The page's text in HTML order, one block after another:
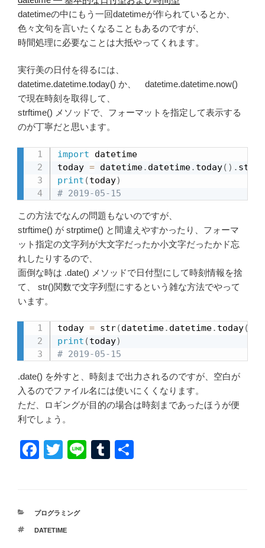
datetimeの中にもう一回datetimeが作られているとか、
色々文句を言いたくなることもあるのですが、
時間処理に必要なことは大抵やってくれます。
実行美の日付を得るには、
datetime.datetime.today() か、 datetime.datetime.now()
で現在時刻を取得して、
strftime() メソッドで、フォーマットを指定して表示する
のが丁寧だと思います。
import datetime
today = datetime. datetime. today( ) .
print (today)
# 2019-05-15
この方法でなんの問題もないのですが、
strftime() が strptime() と間違えやすかったり、フォーマ
ット指定の文字列が大文字だったか小文字だったかド忘
れしたりするので、
面倒な時は .date() メソッドで日付型にして時刻情報を捨
て、 str()関数で文字列型にするという雑な方法でやって
います。
today = str(datetime. datetime. today(
print (today)
# 2019-05-15
.date() を外すと、時刻まで出力されるのですが、空白が
入るのでファイル名には使いにくくなります。
ただ、ロギングが目的の場合は時刻まであったほうが便
利でしょう。
F
e
b
T
er
Li
T
カ
ゴ
プログラミング
タ
DATETIME